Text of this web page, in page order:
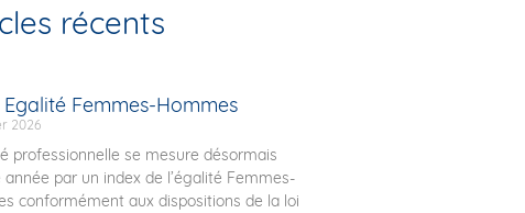
récents
Femmes-Hommes
2026
professionnelle se mesure désormais
année par un index de l’égalité Femmes-
conformément aux dispositions de la loi